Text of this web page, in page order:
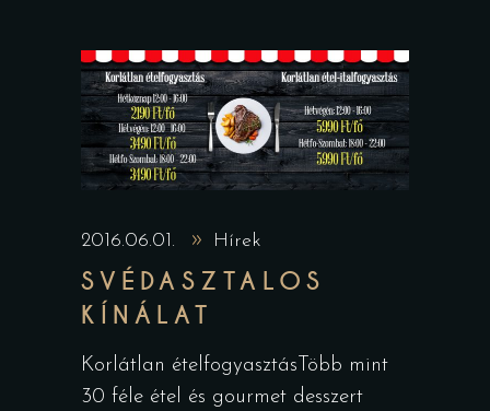
2016.06.01. Hírek
SVÉDASZTALOS
KÍNÁLAT
Korlátlan ételfogyasztásTöbb mint
30 féle étel és gourmet desszert